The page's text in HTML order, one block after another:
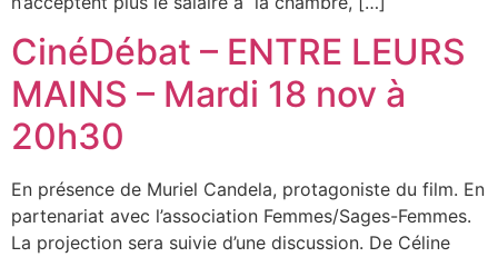
CinéDébat – ENTRE LEURS
MAINS – Mardi 18 nov à
20h30
En présence de Muriel Candela, protagoniste du film. En
partenariat avec l’association Femmes/Sages-Femmes.
La projection sera suivie d’une discussion. De Céline